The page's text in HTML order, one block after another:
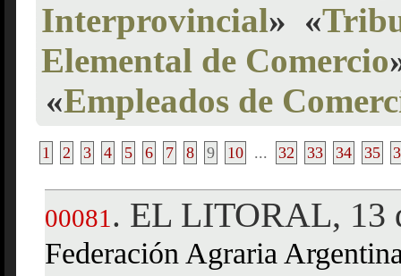
Interprovincial» «
Elemental de Comercio
«Empleados de
1 2 3 4 5 6 7 8 9 10 ... 32 33 34 35
00081 . EL LITORAL, 13
Federación Agraria